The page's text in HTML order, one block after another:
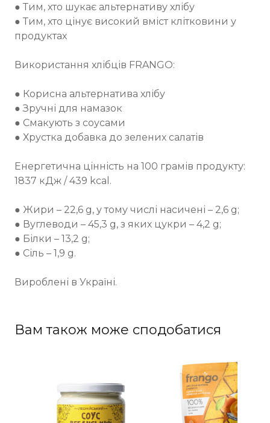
● Тим, хто шукає альтернативу хлібу
● Тим, хто цінує високий вміст клітковини у
продуктах
Використання хлібців FRANGO:
● Корисна альтернатива хлібу
● Зручні для намазок
● Смакують з соусами
● Хрустка добавка до зелених салатів
Енергетична цінність на 100 грамів продукту:
1837 кДж / 439 kcal.
● Жири – 22,6 g, у тому числі насичені – 2,6 g;
● Вуглеводи – 45,3 g, з яких цукри – 4,2 g;
● Білки – 13,2 g;
● Сіль – 1,9 g.
Вироблені в Україні.
Вам також може сподобатися